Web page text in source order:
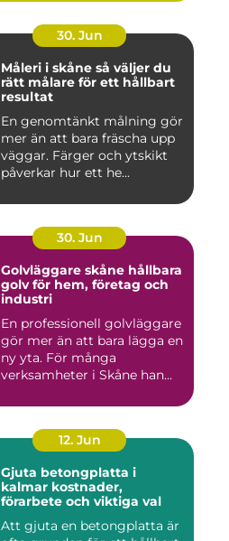
30. Jun
Måleri i skåne så väljer du
rätt målare för ett hållbart
resultat
En genomtänkt målning gör
mer än att bara fräscha upp
väggar. Färger och ytskikt
påverkar hur ett he...
30. Jun
Golvläggare skåne hållbara
golv för hem, företag och
industri
En professionell golvläggare
gör mer än att bara lägga en
ny yta. För många
verksamheter i Skåne han...
12. Jun
Gjuta betongplatta i
kalmar kostnader,
förarbete och viktiga val
Att gjuta en betongplatta är